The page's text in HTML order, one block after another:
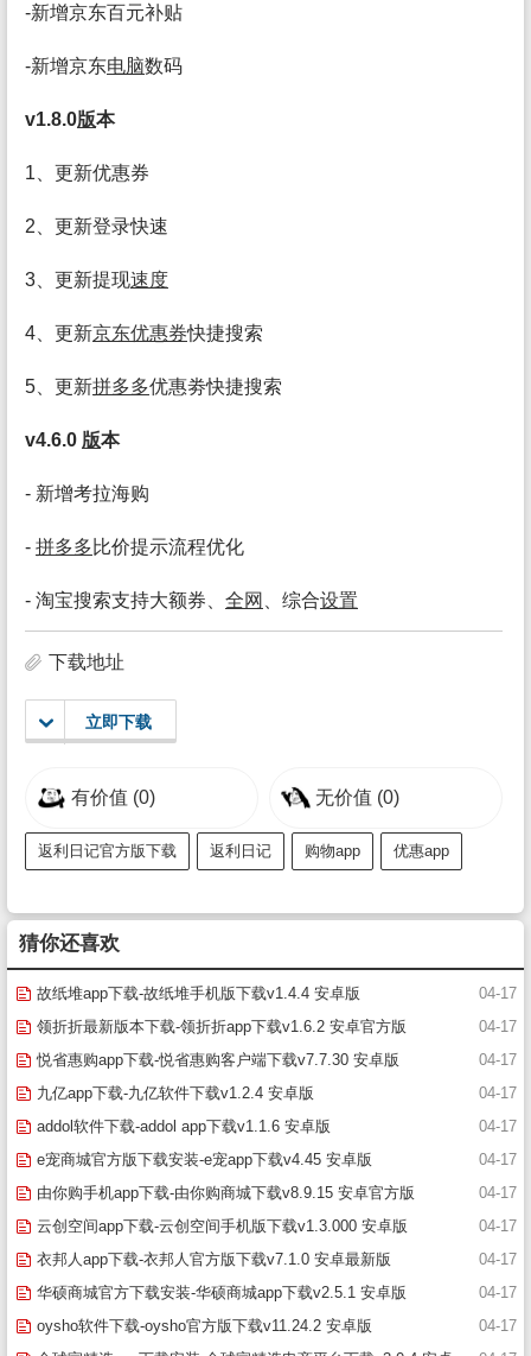
-新增京东百元补贴
-新增京东电脑数码
v1.8.0版本
1、更新优惠券
2、更新登录快速
3、更新提现速度
4、更新京东优惠券快捷搜索
5、更新拼多多优惠劵快捷搜索
v4.6.0 版本
- 新增考拉海购
- 拼多多比价提示流程优化
- 淘宝搜索支持大额券、 全网 、综合设置
下载地址
立即下载
有价值 (0) 无价值 (0)
返利日记官方版下载 返利日记 购物app 优惠app
猜你还喜欢
04-17
故纸堆app下载-故纸堆手机版下载v1.4.4 安卓版
04-17
领折折最新版本下载-领折折app下载v1.6.2 安卓官方版
04-17
悦省惠购app下载-悦省惠购客户端下载v7.7.30 安卓版
04-17
九亿app下载-九亿软件下载v1.2.4 安卓版
04-17
addol软件下载-addol app下载v1.1.6 安卓版
04-17
e宠商城官方版下载安装-e宠app下载v4.45 安卓版
04-17
由你购手机app下载-由你购商城下载v8.9.15 安卓官方版
04-17
云创空间app下载-云创空间手机版下载v1.3.000 安卓版
04-17
衣邦人app下载-衣邦人官方版下载v7.1.0 安卓最新版
04-17
华硕商城官方下载安装-华硕商城app下载v2.5.1 安卓版
04-17
oysho软件下载-oysho官方版下载v11.24.2 安卓版